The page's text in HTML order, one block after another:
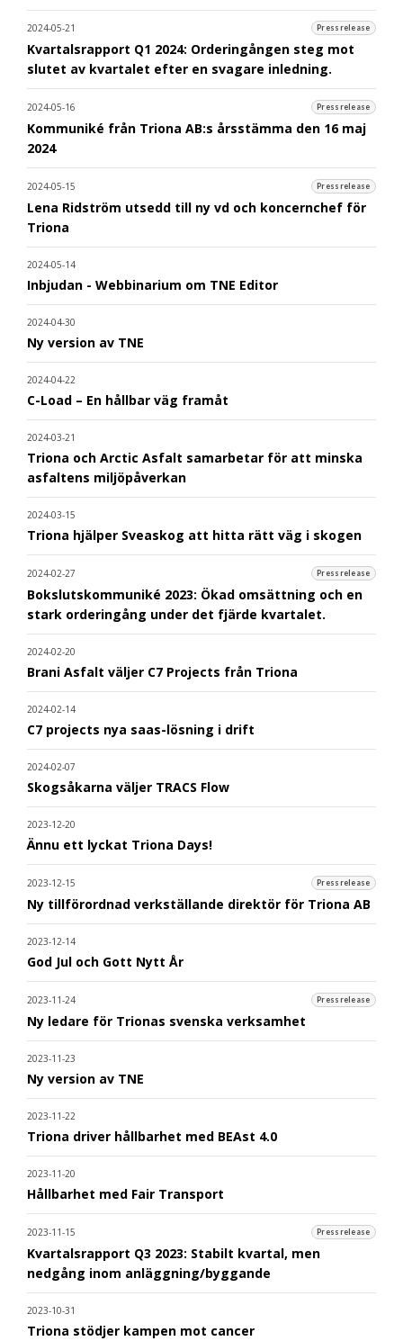
2024-05-21 Pressrelease
Kvartalsrapport Q1 2024: Orderingången steg mot
slutet av kvartalet efter en svagare inledning.
2024-05-16 Pressrelease
Kommuniké från Triona AB:s årsstämma den 16 maj
2024
2024-05-15 Pressrelease
Lena Ridström utsedd till ny vd och koncernchef för
Triona
2024-05-14
Inbjudan - Webbinarium om TNE Editor
2024-04-30
Ny version av TNE
2024-04-22
C-Load – En hållbar väg framåt
2024-03-21
Triona och Arctic Asfalt samarbetar för att minska
asfaltens miljöpåverkan
2024-03-15
Triona hjälper Sveaskog att hitta rätt väg i skogen
2024-02-27 Pressrelease
Bokslutskommuniké 2023: Ökad omsättning och en
stark orderingång under det fjärde kvartalet.
2024-02-20
Brani Asfalt väljer C7 Projects från Triona
2024-02-14
C7 projects nya saas-lösning i drift
2024-02-07
Skogsåkarna väljer TRACS Flow
2023-12-20
Ännu ett lyckat Triona Days!
2023-12-15 Pressrelease
Ny tillförordnad verkställande direktör för Triona AB
2023-12-14
God Jul och Gott Nytt År
2023-11-24 Pressrelease
Ny ledare för Trionas svenska verksamhet
2023-11-23
Ny version av TNE
2023-11-22
Triona driver hållbarhet med BEAst 4.0
2023-11-20
Hållbarhet med Fair Transport
2023-11-15 Pressrelease
Kvartalsrapport Q3 2023: Stabilt kvartal, men
nedgång inom anläggning/byggande
2023-10-31
Triona stödjer kampen mot cancer